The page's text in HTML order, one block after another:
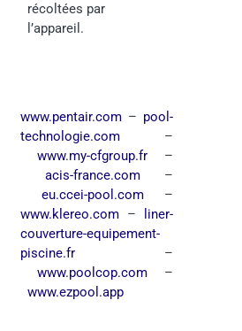
récoltées par
l’appareil.
www.pentair.com – pool-
technologie.com –
www.my-cfgroup.fr –
acis-france.com –
eu.ccei-pool.com–
www.klereo.com –
liner-
couverture-equipement-
piscine.fr –
www.poolcop.com –
www.ezpool.app